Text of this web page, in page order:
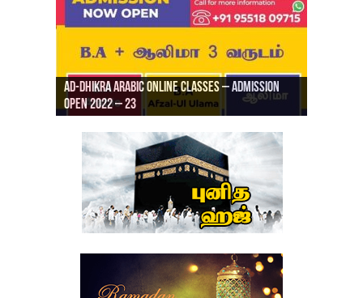
Ad-Dhikra Arabic Online Classes – Admission
Open 2022 – 23
Ad-Dhikra Arabic Online Classes – BA Arabic
AD DHIKRA ARABIC COLLEGE ADMISSION
ரியாத் ஜும்ஆ தமிழாக்கம், Jamia Al Hajiri
Masjid (Kuwait Masjid), Malaz, Riyadh